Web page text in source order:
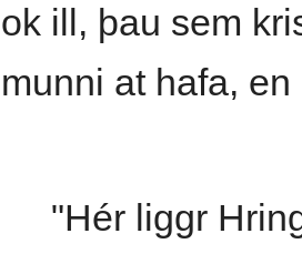
ok ill, þau sem
munni at hafa,
"Hér liggr